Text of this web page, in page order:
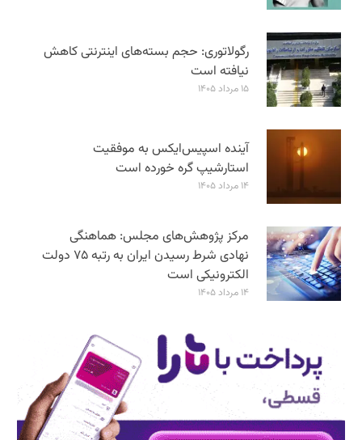
رگولاتوری: حجم بسته‌های اینترنتی کاهش
نیافته است
۱۵ مرداد ۱۴۰۵
آینده اسپیس‌ایکس به موفقیت
استارشیپ گره خورده است
۱۴ مرداد ۱۴۰۵
مرکز پژوهش‌های مجلس: هماهنگی
نهادی شرط رسیدن ایران به رتبه ۷۵ دولت
الکترونیکی است
۱۴ مرداد ۱۴۰۵